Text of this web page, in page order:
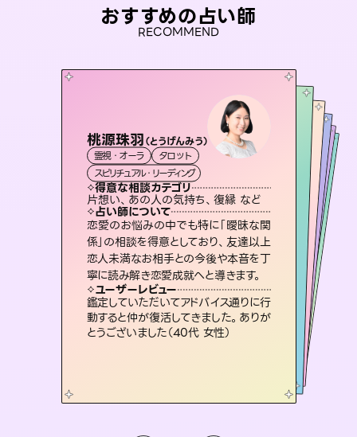
おすすめの占い師
RECOMMEND
桃源珠羽（とうげんみう）
霊視・オーラ
タロット
スピリチュアル・リーディング
得意な相談カテゴリ
片想い、あの人の気持ち、復縁 など
占い師について
恋愛のお悩みの中でも特に「曖昧な関
係」の相談を得意としており、友達以上
恋人未満なお相手との今後や本音を丁
寧に読み解き恋愛成就へと導きます。
ユーザーレビュー
鑑定していただいてアドバイス通りに行
動すると仲が復活してきました。ありが
とうございました（40代 女性）
セラピスト理恵
霊視・オーラ タロット
スピリチュアル・リーディング
得意な相談カテゴリ
片想い、二人の未来、年の差 など
占い師について
連絡再開、復縁、成就などの報告実績
多数。セラピストとして2万超の施術経
験があるからこそできる鑑定で、より良
い未来をサポートします。
ユーザーレビュー
とても心温まる鑑定でした。しかもこち
らは何も言っていないのに視えていらっ
しゃるんだなと驚きです（30代女性）
おう 霊感オラクル
霊視・オーラ
オラクルカード
得意な相談カテゴリ
恋愛総合、あの人の気持ち など
占い師について
霊視×オラクルカードを使って「今」と
「未来」そして「気になるあの人の気持
ち」まで丁寧に読み解き、恋や人生のヒ
ントを優しく引き出します。
ユーザーレビュー
不安な気持ちが嘘みたいに晴れまし
た…！よく視えていらっしゃるんだなと
感じました（40代 女性）
未来視師＊花
霊視・オーラ
スピリチュアル・リーディング
得意な相談カテゴリ
出逢い、片想い、復縁 など
占い師について
未来には何パターンもの選択肢があります。不安で視えにくくなっているあなたの素敵な未来を見つけ、その未来を選択できるようアドバイスします。
ユーザーレビュー
職場の人の性質や人間関係、本心など
本当によく視えていてびっくり。対策が
打てて前向きになれます（40代）
アイリス -iris-
西洋占星術
ルーン
得意な相談カテゴリ
恋愛総合、片想い、二人の未来 など
占い師について
復縁、恋愛、不倫の行方、同性愛や片
思い、仕事関係や借金問題まで知りた
いことや心の負担になっていることを
紐解き、背中をそっと押して導きます。
ユーザーレビュー
安心感のあり、言い切ってくれる所や濁
さない鑑定のおかげで、毎回自分の気
持ちを整えられます（30代 男性）
彗望（すいぼう
霊視・オーラ
スピリチュアル・リーディング
得意な相談カテゴリ
片想い、あの人の気持ち、復縁 など
占い師について
3,700年以上の歴史を持つ東洋最古の
占術「易占」で詳細まで占い、幸せへ向
かう道筋を示します。厳しい結果にも具
体的な対策をお伝えします。
ユーザーレビュー
複雑な背景もしっかり聞いて鑑定して
いただけました。気持ちが楽になりまし
た（50代 女性）